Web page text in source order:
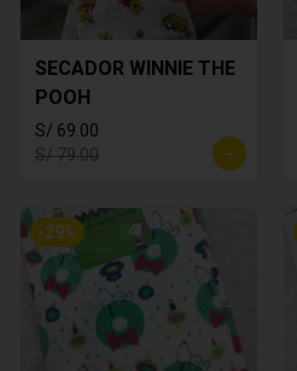
SECADOR WINNIE THE
POOH
S/ 69.00
S/ 79.00
-29%